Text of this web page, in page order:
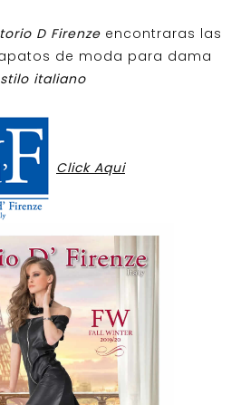
D Firenzeencontraras las
de moda para dama
italiano
Click Aqui